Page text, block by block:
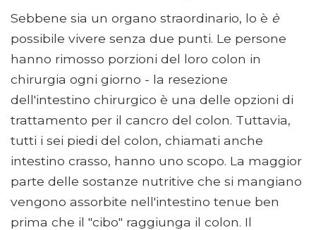
Sebbene sia un organo straordinario, lo è è
possibile vivere senza due punti. Le persone
hanno rimosso porzioni del loro colon in
chirurgia ogni giorno - la resezione
dell'intestino chirurgico è una delle opzioni di
trattamento per il cancro del colon. Tuttavia,
tutti i sei piedi del colon, chiamati anche
intestino crasso, hanno uno scopo. La maggior
parte delle sostanze nutritive che si mangiano
vengono assorbite nell'intestino tenue ben
prima che il "cibo" raggiunga il colon. Il